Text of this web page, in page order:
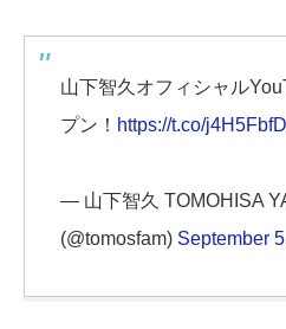
山下智久オフィシャル
プン！ https://t.co/
— 山下智久 TOMOHISA
(@tomosfam) September